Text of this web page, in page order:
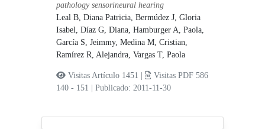
pathology sensorineural hearing
Leal B, Diana Patricia,Bermúdez J, Gloria
Isabel,Díaz G, Diana,Hamburger A, Paola,
García S, Jeimmy,Medina M, Cristian,
Ramírez R, Alejandra,Vargas T, Paola
Visitas Artículo 1451 |
Visitas PDF 586
140 - 151
|Publicado: 2011-11-30